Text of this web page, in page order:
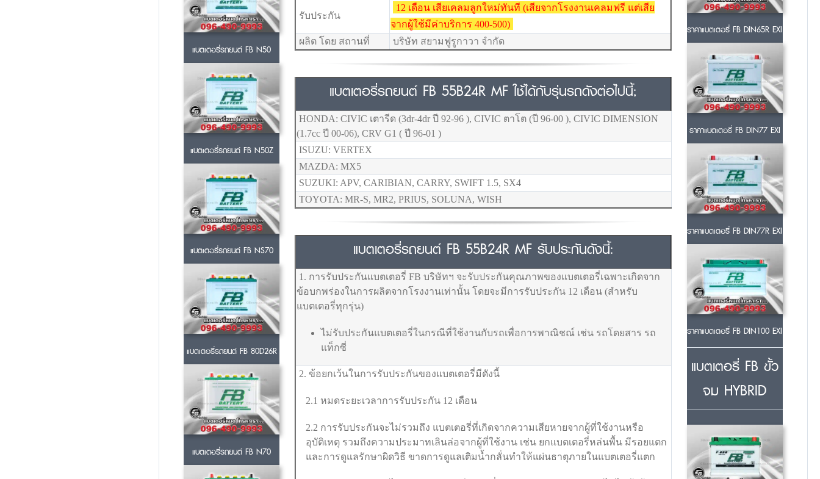
แบตเตอรี่รถยนต์ FB N50
แบตเตอรี่รถยนต์ FB N50Z
แบตเตอรี่รถยนต์ FB NS70
แบตเตอรี่รถยนต์ FB 80D26R
แบตเตอรี่รถยนต์ FB N70
รับประกัน
12 เดือน เสียเคลมลูกใหม่ทันที (เสียจากโรงงานเคลมฟรี แต่เสีย
จากผู้ใช้มีค่าบริการ 400-500)
ผลิต โดย สถานที่
บริษัท สยามฟูรูกาวา จำกัด
แบตเตอรี่รถยนต์ FB 55B24R MF ใช้ได้กับรุ่นรถดังต่อไปนี้;
HONDA: CIVIC เตารีด (3dr-4dr ปี 92-96 ), CIVIC ตาโต (ปี 96-00 ), CIVIC DIMENSION
(1.7cc ปี 00-06), CRV G1 ( ปี 96-01 )
ISUZU: VERTEX
MAZDA: MX5
SUZUKI: APV, CARIBIAN, CARRY, SWIFT 1.5, SX4
TOYOTA: MR-S, MR2, PRIUS, SOLUNA, WISH
แบตเตอรี่รถยนต์ FB 55B24R MF รับประกันดังนี้:
1. การรับประกันแบตเตอรี่ FB บริษัทฯ จะรับประกันคุณภาพของแบตเตอรี่เฉพาะเกิดจาก
ข้อบกพร่องในการผลิตจากโรงงานเท่านั้น โดยจะมีการรับประกัน 12 เดือน (สำหรับ
แบตเตอรี่ทุกรุ่น)
ไม่รับประกันแบตเตอรี่ในกรณีที่ใช้งานกับรถเพื่อการพาณิชณ์ เช่น รถโดยสาร รถ
แท็กซี่
2. ข้อยกเว้นในการรับประกันของแบตเตอรี่มีดังนี้
2.1 หมดระยะเวลาการรับประกัน 12 เดือน
2.2 การรับประกันจะไม่รวมถึง แบตเตอรี่ที่เกิดจากความเสียหายจากผู้ที่ใช้งานหรือ
อุบัติเหตุ รวมถึงความประมาทเลินล่อจากผู้ที่ใช้งาน เช่น ยกแบตเตอรี่หล่นพื้น มีรอยแตก
และการดูแลรักษาผิดวิธี ขาดการดูแลเติมน้ำกลั่นทำให้แผ่นธาตุภายในแบตเตอรี่แตก
ราคาแบตเตอรี่ FB DIN65R EXI
ราคาแบตเตอรี่ FB DIN77 EXI
ราคาแบตเตอรี่ FB DIN77R EXI
ราคาแบตเตอรี่ FB DIN100 EXI
แบตเตอรี่ FB ขั้ว
จม HYBRID